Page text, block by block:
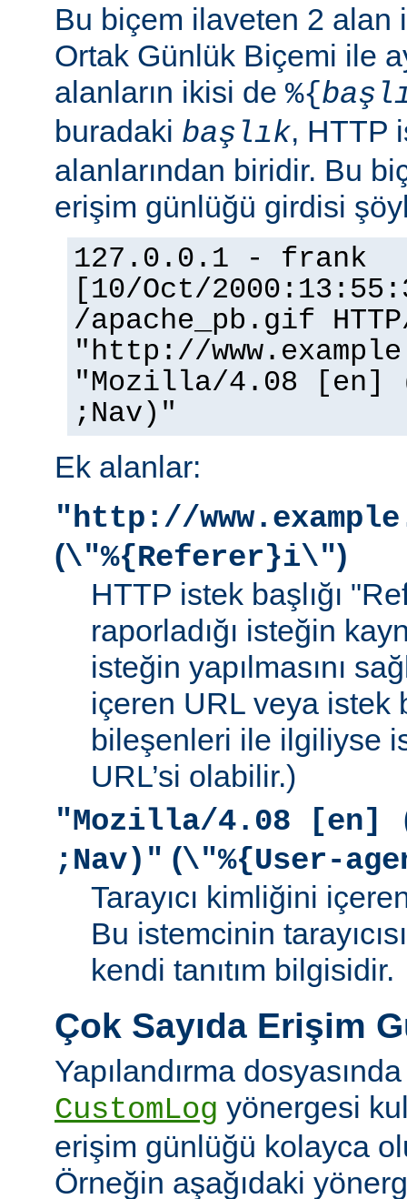
Bu biçem ilaveten 2 alan
Ortak Günlük Biçemi ile
alanların ikisi de %{
buradaki başlık, HTTP
alanlarından biridir. Bu
erişim günlüğü girdisi
127.0.0.1 - frank
[10/Oct/
/apache_pb.gif
"http://
"Mozilla/4.08 [en]
;Nav)"
Ek alanlar:
"http://
(\"%{Referer}i\")
HTTP istek başlığı
raporladığı isteğin
isteğin yapılmasını
içeren URL veya istek
bileşenleri ile ilgiliyse
URL’si olabilir.)
"Mozilla/4.08 [en]
;Nav)" (\"%{User-
Tarayıcı kimliğini
Bu istemcinin
kendi tanıtım bilgisidir.
Çok Sayıda Erişim
Yapılandırma
CustomLog yönergesi
erişim günlüğü kolayca
Örneğin aşağıdaki